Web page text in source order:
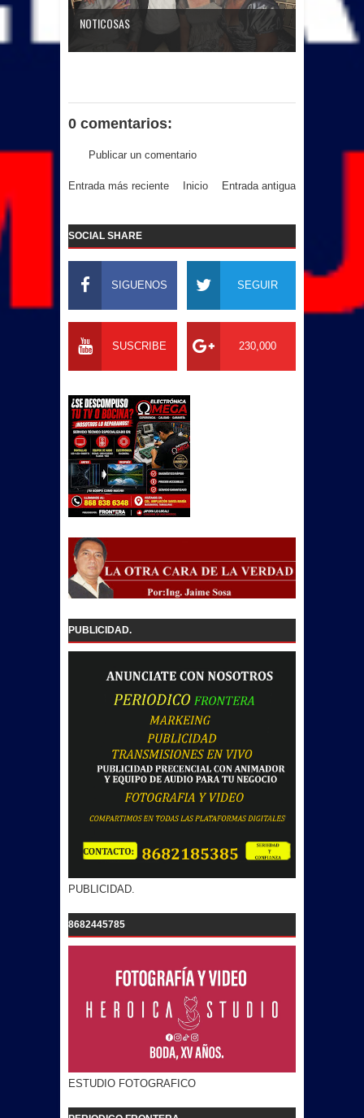
NOTICOSAS
0 comentarios:
Publicar un comentario
Entrada más reciente Entrada antigua
Inicio
SOCIAL SHARE
SIGUENOS SEGUIR
SUSCRIBE 230,000
PUBLICIDAD.
PUBLICIDAD.
8682445785
ESTUDIO FOTOGRAFICO